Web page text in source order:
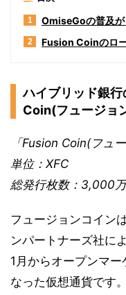
1 OmiseGoの普及
2 Fusion Coinのロ
ハイブリッド銀
Coin(フュージョ
「Fusion Coin(フュ
単位：XFC
総発行枚数：3,000
フュージョンコイン
ンパートナーズ社に
1月からオープンマ
なった仮想通貨です。